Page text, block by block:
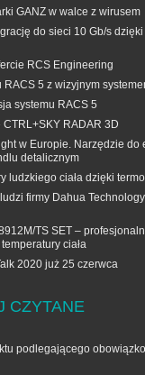
GANZ w walce z wirusem
do sieci 10 Gb/s dzięki
RCS Engineering
RACS 5 z wizyjnym
systemu RACS 5
RADAR 3D
w Europie. Narzędzie do
detalicznym
ludzkiego ciała dzięki
firmy Dahua
TS SET –
ciała
2020 już 25 czerwca
CZYTANE
podlegającego